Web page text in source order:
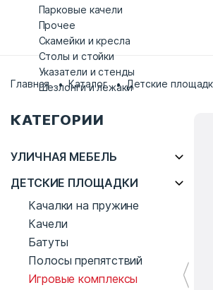
Парковые качели
Прочее
Скамейки и кресла
Столы и стойки
Указатели и стенды
Шезлонги и лежаки
Главная Каталог Детские
КАТЕГОРИИ
УЛИЧНАЯ МЕБЕЛЬ
ДЕТСКИЕ ПЛОЩАДКИ
Качалки на пружине
Качели
Батуты
Полосы препятствий
Игровые комплексы